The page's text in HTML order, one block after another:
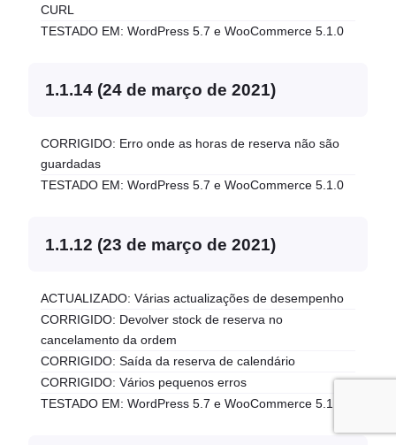
CURL
TESTADO EM: WordPress 5.7 e WooCommerce 5.1.0
1.1.14 (24 de março de 2021)
CORRIGIDO: Erro onde as horas de reserva não são
guardadas
TESTADO EM: WordPress 5.7 e WooCommerce 5.1.0
1.1.12 (23 de março de 2021)
ACTUALIZADO: Várias actualizações de desempenho
CORRIGIDO: Devolver stock de reserva no
cancelamento da ordem
CORRIGIDO: Saída da reserva de calendário
CORRIGIDO: Vários pequenos erros
TESTADO EM: WordPress 5.7 e WooCommerce 5.1.0